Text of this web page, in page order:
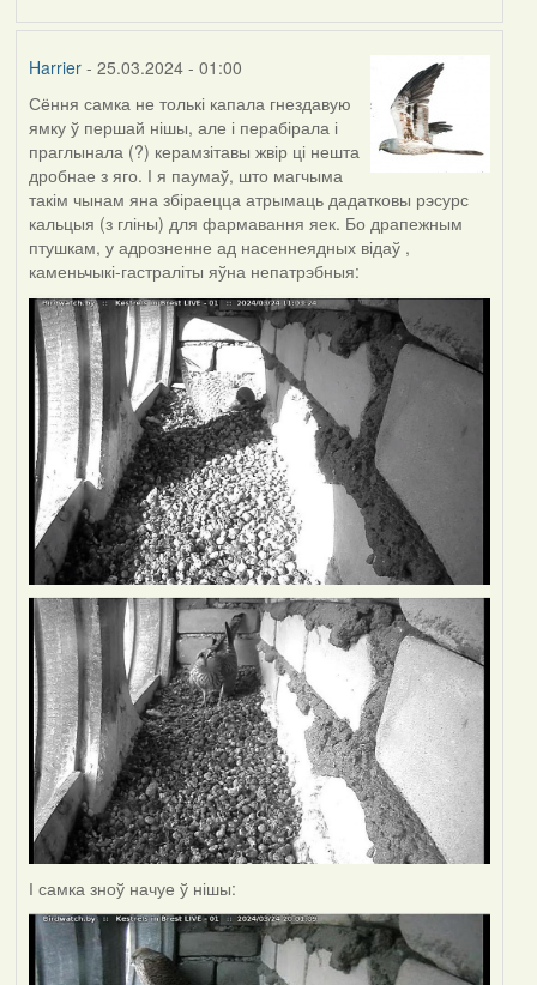
Harrier- 25.03.2024 - 01:00
Сёння самка не толькі капала гнездавую
ямку ў першай нішы, але і перабірала і
праглынала (?) керамзітавы жвір ці нешта
дробнае з яго. І я паумаў, што магчыма
такім чынам яна збіраецца атрымаць дадатковы рэсурс
кальцыя (з гліны) для фармавання яек. Бо драпежным
птушкам, у адрозненне ад насеннеядных відаў ,
каменьчыкі-гастраліты яўна непатрэбныя:
І самка зноў начуе ў нішы: